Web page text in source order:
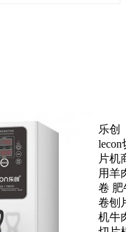
乐创
lecon
片机
用羊
卷 肥
卷刨
机牛